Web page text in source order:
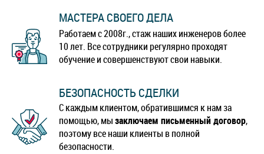
МАСТЕРА СВОЕГО ДЕЛА
Работаем с 2008г., стаж наших инженеров более
10 лет. Все сотрудники регулярно проходят
обучение и совершенствуют свои навыки.
БЕЗОПАСНОСТЬ СДЕЛКИ
С каждым клиентом, обратившимся к нам за
помощью, мызаключаем письменный договор,
поэтому все наши клиенты в полной
безопасности.